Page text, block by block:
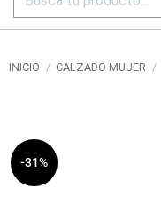
INICIO / CALZADO MUJER /
-31%